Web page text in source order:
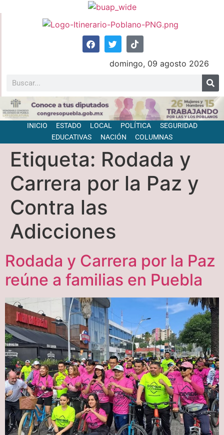
domingo, 09 agosto 2026
INICIO ESTADO LOCAL POLÍTICA
SEGURIDAD
EDUCATIVAS
NACIÓN COLUMNAS
Etiqueta: Rodada y
Carrera por la Paz y
Contra las
Adicciones
Rodada y Carrera por la Paz
reúne a familias en Puebla